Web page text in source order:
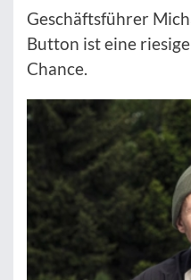
Geschäftsführer
Button ist eine
Chance.